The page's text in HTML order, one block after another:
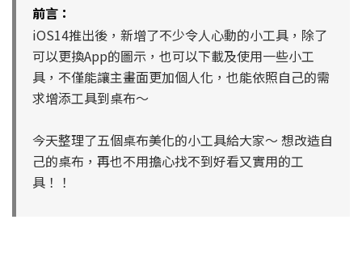
前言：
iOS14推出後，新增了不少令人心動的小工具，除了
可以更換App的圖示，也可以下載及使用一些小工
具，不僅能讓主畫面更加個人化，也能依照自己的需
求增添工具到桌布～
今天整理了五個桌布美化的小工具給大家～ 想改造自
己的桌布，再也不用擔心找不到好看又實用的工
具！！